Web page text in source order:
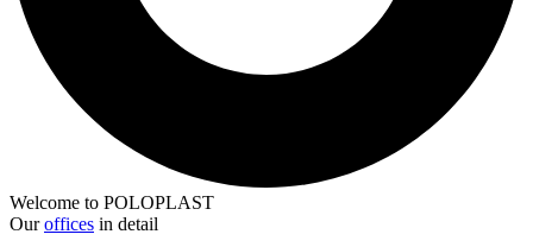
Welcome to POLOPLAST
Ouroffices in detail